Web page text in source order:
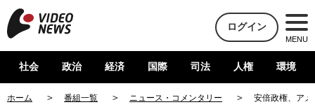
ログイン
MENU
社会 政治 経済 国際 司法 人権 環境
ホーム 番組一覧 ニュース・コメンタリー 安倍政権、ア